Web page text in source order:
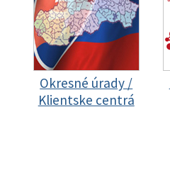
Okresné úrady /
Klientske centrá